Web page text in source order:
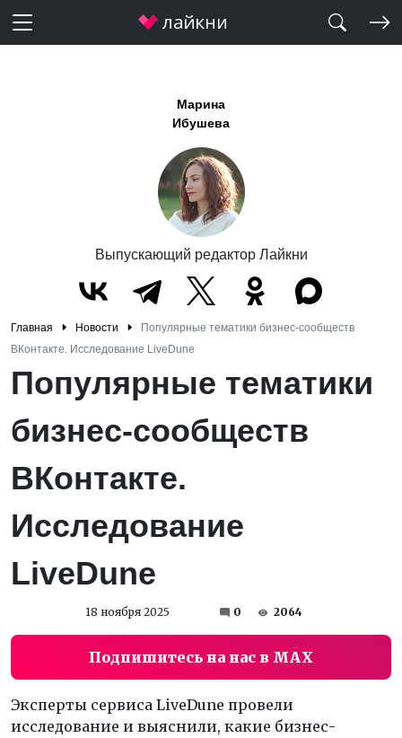
Марина
Ибушева
Выпускающий редактор Лайкни
Главная Новости
Популярные тематики бизнес-сообществ
ВКонтакте. Исследование LiveDune
Популярные тематики
бизнес-сообществ
ВКонтакте.
Исследование
LiveDune
18 ноября 2025 0 2064
Подпишитесь на нас в MAX
Эксперты сервиса LiveDune провели
исследование и выяснили, какие бизнес-